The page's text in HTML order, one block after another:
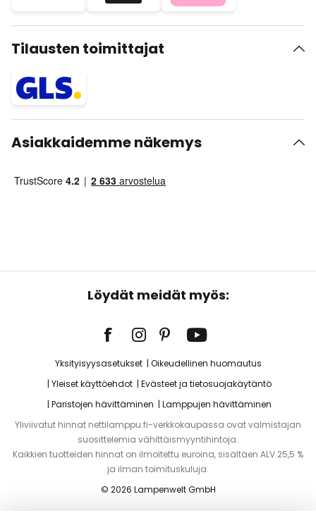
Tilausten toimittajat
Asiakkaidemme näkemys
Löydät meidät myös:
Yksityisyysasetukset
Oikeudellinen huomautus
Yleiset käyttöehdot
Evästeet ja tietosuojakäytäntö
Paristojen hävittäminen
Lamppujen hävittäminen
Yliviivatut hinnat nettilamppu.fi-verkkokaupassa ovat valmistajan
suosittelemia vähittäismyyntihintoja.
Kaikkien tuotteiden hinnat on ilmoitettu euroina, sisältäen ALV 25,5 %
ja ilman toimituskuluja.
© 2026 Lampenwelt GmbH